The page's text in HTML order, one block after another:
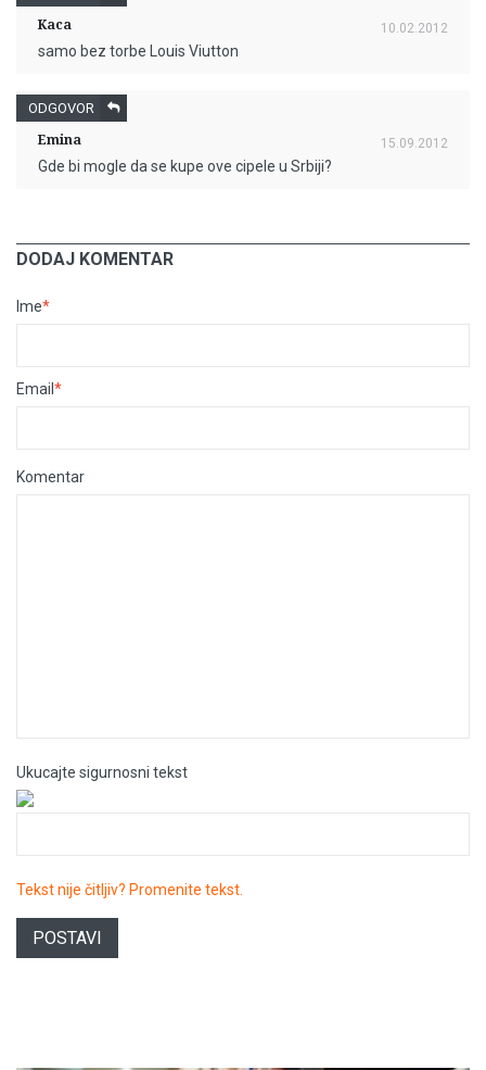
Kaca 10.02.2012
samo bez torbe Louis Viutton
ODGOVOR
Emina 15.09.2012
Gde bi mogle da se kupe ove cipele u Srbiji?
DODAJ KOMENTAR
Ime*
Email *
Komentar
Ukucajte sigurnosni tekst
Tekst nije čitljiv? Promenite tekst.
POSTAVI